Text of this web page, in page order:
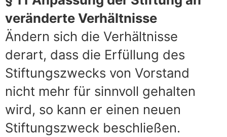
veränderte Verhältnisse
Ändern sich die Verhältnisse
derart, dass die Erfüllung des
Stiftungszwecks von Vorstand
nicht mehr für sinnvoll gehalten
wird, so kann er einen neuen
Stiftungszweck beschließen.